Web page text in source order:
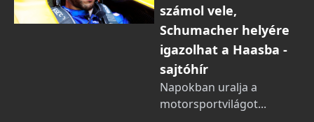
számol vele,
Schumacher helyére
igazolhat a Haasba -
sajtóhír
Napokban uralja a
motorsportvilágot...